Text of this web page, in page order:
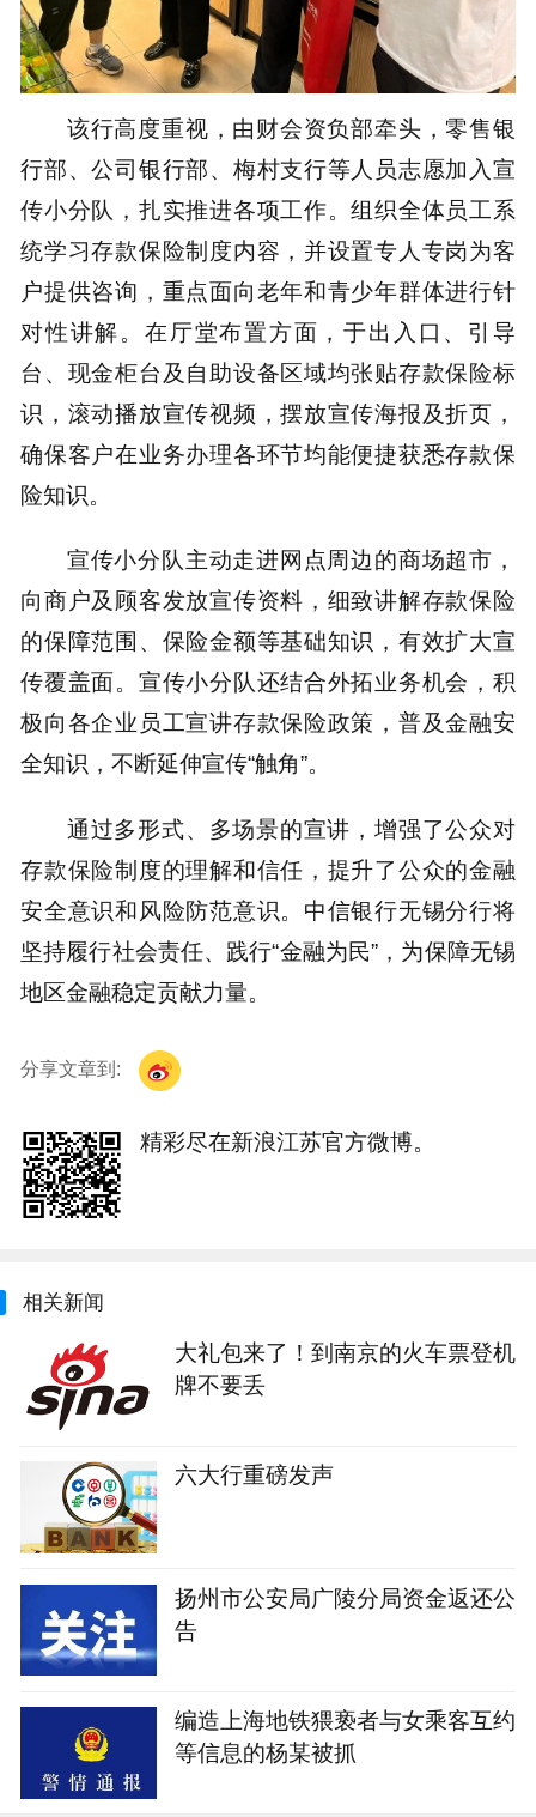
该行高度重视，由财会资负部牵头，零售银
行部、公司银行部、梅村支行等人员志愿加入宣
传小分队，扎实推进各项工作。组织全体员工系
统学习存款保险制度内容，并设置专人专岗为客
户提供咨询，重点面向老年和青少年群体进行针
对性讲解。在厅堂布置方面，于出入口、引导
台、现金柜台及自助设备区域均张贴存款保险标
识，滚动播放宣传视频，摆放宣传海报及折页，
确保客户在业务办理各环节均能便捷获悉存款保
险知识。
宣传小分队主动走进网点周边的商场超市，
向商户及顾客发放宣传资料，细致讲解存款保险
的保障范围、保险金额等基础知识，有效扩大宣
传覆盖面。宣传小分队还结合外拓业务机会，积
极向各企业员工宣讲存款保险政策，普及金融安
全知识，不断延伸宣传“触角”。
通过多形式、多场景的宣讲，增强了公众对
存款保险制度的理解和信任，提升了公众的金融
安全意识和风险防范意识。中信银行无锡分行将
坚持履行社会责任、践行“金融为民”，为保障无锡
地区金融稳定贡献力量。
分享文章到:
精彩尽在新浪江苏官方微博。
相关新闻
大礼包来了！到南京的火车票登机
牌不要丢
六大行重磅发声
扬州市公安局广陵分局资金返还公
告
编造上海地铁猥亵者与女乘客互约
等信息的杨某被抓